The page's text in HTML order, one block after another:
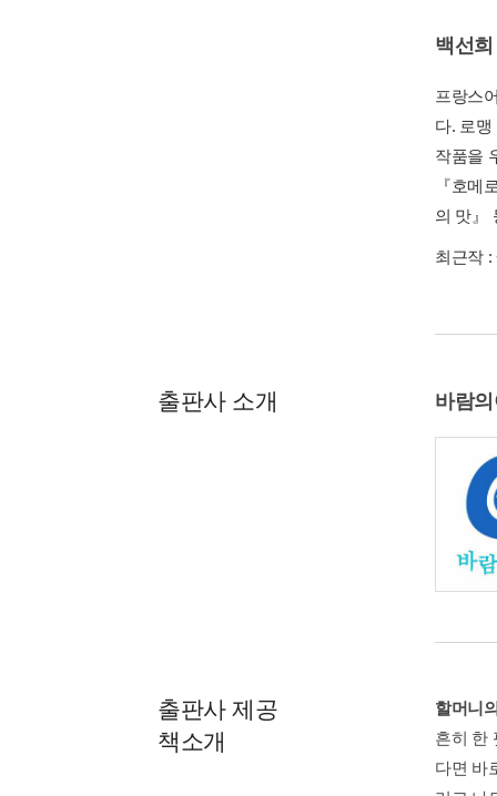
백선희
프랑스
다. 로
작품을
『호메
의 맛』
최근작 :
출판사 소개 바람
출판사 제공
책소개
할머니
흔히 한
다면 바